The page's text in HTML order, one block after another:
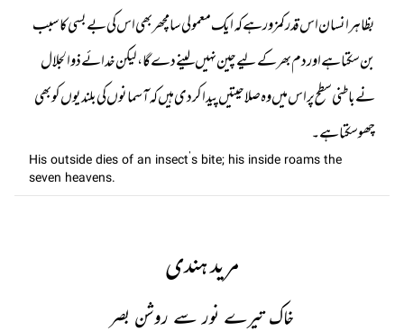
بظاہر انسان اس قدر کمزور ہے کہ ایک معمولی سا مچھر بھی اس کی بے بسی کا سبب
بن سکتا ہے اور دم بھر کے لیے چین نہیں لینے دے گا، لیکن خدائے ذوالجلال
نے باطنی سطح پر اس میں وہ صلاحیتیں پیدا کر دی ہیں کہ آسمانوں کی بلندیوں کو بھی
چھو سکتا ہے۔
His outside dies of an insect’s bite; his inside roams the
seven heavens.
مرید ہندی
خاک تیرے نور سے روشن بصر